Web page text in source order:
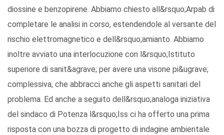
diossine e benzopirene. Abbiamo chiesto all&rsquo;Arpab di
completare le analisi in corso, estendendole al versante del
rischio elettromagnetico e dell&rsquo;amianto. Abbiamo
inoltre avviato una interlocuzione con l&rsquo;Istituto
superiore di sanit&agrave; per avere una visone pi&ugrave;
complessiva, che abbracci anche gli aspetti sanitari del
problema. Ed anche a seguito dell&rsquo;analoga iniziativa
del sindaco di Potenza l&rsquo;Iss ci ha offerto una prima
risposta con una bozza di progetto di indagine ambientale